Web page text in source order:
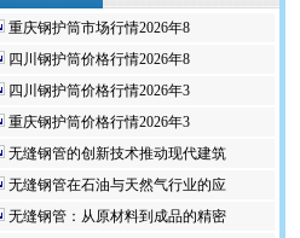
重庆钢护筒市场行情2026年8
四川钢护筒价格行情2026年8
四川钢护筒价格行情2026年3
重庆钢护筒价格行情2026年3
无缝钢管的创新技术推动现代建筑
无缝钢管在石油与天然气行业的应
无缝钢管：从原材料到成品的精密